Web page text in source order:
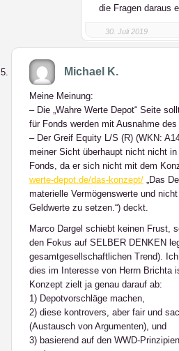
die Fragen daraus
30. Juli 2019
Michael K.
Meine Meinung:
– Die „Wahre Werte Depot“ Seite
für Fonds werden mit Ausnahme des
– Der Greif Equity L/S (R) (WKN:
meiner Sicht überhaupt nicht nicht in
Fonds, da er sich nicht mit dem
werte-depot.de/das-konzept/ „Das
materielle Vermögenswerte und
Geldwerte zu setzen.“) deckt.
Marco Dargel schiebt keinen Frust,
den Fokus auf SELBER DENKEN
gesamtgesellschaftlichen Trend).
dies im Interesse von Herrn Brichta
Konzept zielt ja genau darauf ab:
1) Depotvorschläge machen,
2) diese kontrovers, aber fair und
(Austausch von Argumenten), und
3) basierend auf den WWD-